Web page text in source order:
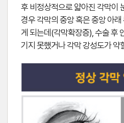
후 비정상적으로 얇아진 각막이
경우 각막의 중앙 혹은 중앙 아
게 되는데(각막확장증), 수술 후
기지 못했거나 각막 강성도가 약